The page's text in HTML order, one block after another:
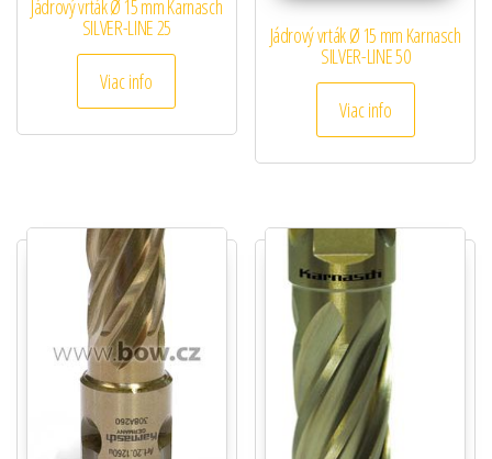
Jádrový vrták Ø 15 mm Karnasch
SILVER-LINE 25
Viac info
Jádrový vrták Ø 15 mm Karnasch
SILVER-LINE 50
Viac info